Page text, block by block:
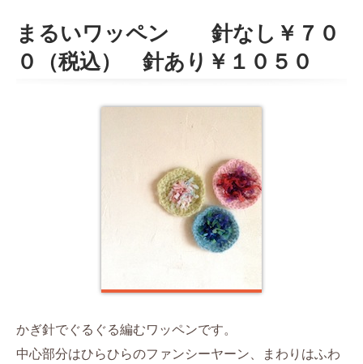
まるいワッペン 針なし￥７０
０（税込） 針あり￥１０５０
かぎ針でぐるぐる編むワッペンです。
中心部分はひらひらのファンシーヤーン、まわりはふわ